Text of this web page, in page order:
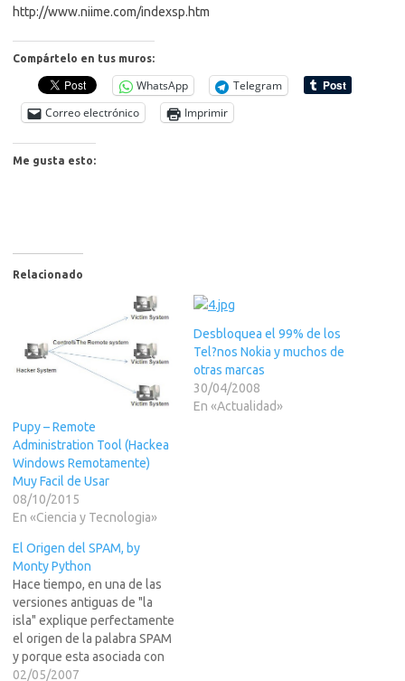
http://www.niime.com/indexsp.htm
Compártelo en tus muros:
WhatsApp
Telegram
Correo electrónico
Imprimir
Me gusta esto:
Relacionado
Pupy – Remote
Administration Tool (Hackea
Windows Remotamente)
Muy Facil de Usar
08/10/2015
En «Ciencia y Tecnologia»
Desbloquea el 99% de los
Tel?nos Nokia y muchos de
otras marcas
30/04/2008
En «Actualidad»
El Origen del SPAM, by
Monty Python
Hace tiempo, en una de las
versiones antiguas de "la
isla" explique perfectamente
el origen de la palabra SPAM
y porque esta asociada con
el correo basura. Si quereis
02/05/2007